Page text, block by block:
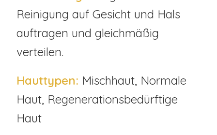
Reinigung auf Gesicht und Hals
auftragen und gleichmäßig
verteilen.
Hauttypen: Mischhaut, Normale
Haut, Regenerationsbedürftige
Haut